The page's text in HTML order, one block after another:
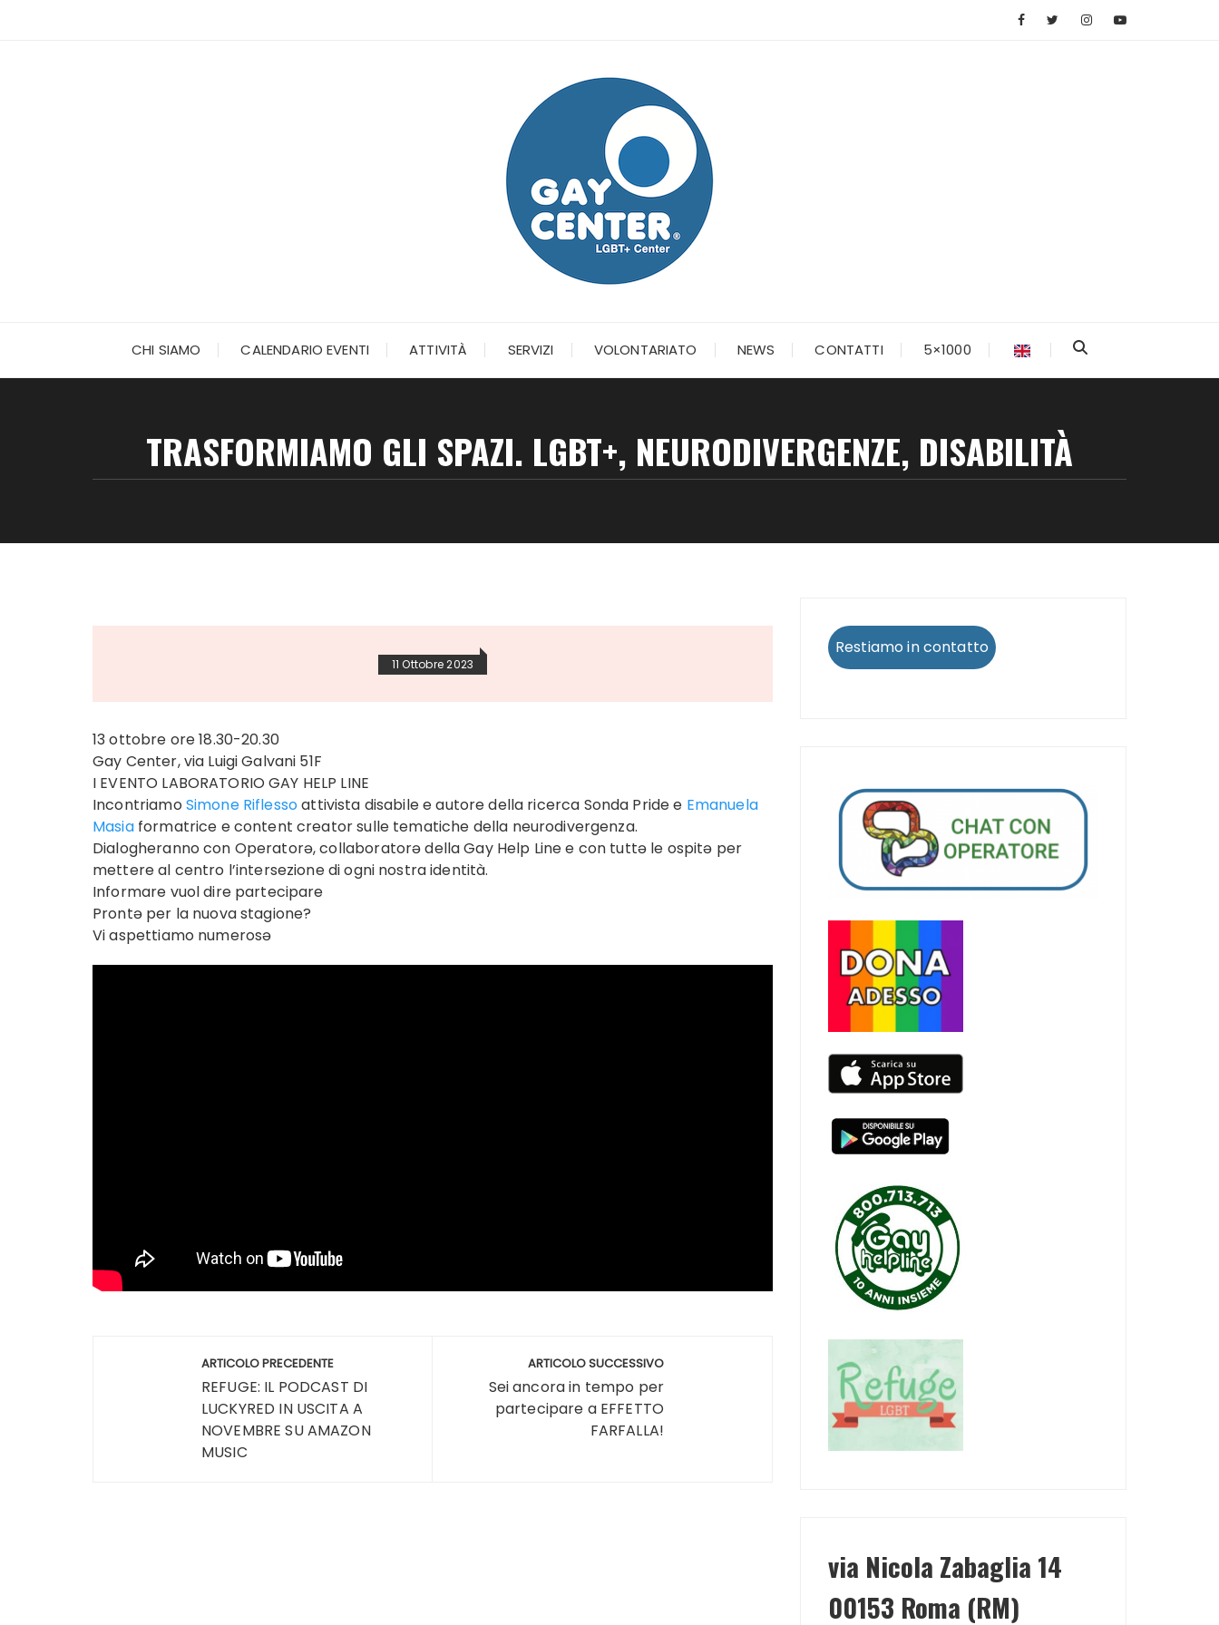
CHI SIAMO CALENDARIO EVENTI ATTIVITÀ SERVIZI VOLONTARIATO NEWS CONTATTI 5×1000
TRASFORMIAMO GLI SPAZI. LGBT+, NEURODIVERGENZE, DISABILITÀ
11 Ottobre 2023
13 ottobre ore 18.30-20.30
Gay Center, via Luigi Galvani 51F
I EVENTO LABORATORIO GAY HELP LINE
Incontriamo Simone Riflessoattivista disabile e autore della ricerca Sonda Pride e Emanuela
Masiaformatrice e content creator sulle tematiche della neurodivergenza.
Dialogheranno con Operatorə, collaboratorə della Gay Help Line e con tuttə le ospitə per
mettere al centro l’intersezione di ogni nostra identità.
Informare vuol dire partecipare
Prontə per la nuova stagione?
Vi aspettiamo numerosə
NavigazioneARTICOLO PRECEDENTE
REFUGE: IL PODCAST DI
LUCKYRED IN USCITA A
NOVEMBRE SU AMAZON
MUSIC
ARTICOLO SUCCESSIVO
Sei ancora in tempo per
partecipare a EFFETTO
FARFALLA!
Restiamo in contatto
via Nicola Zabaglia 14
00153 Roma (RM)